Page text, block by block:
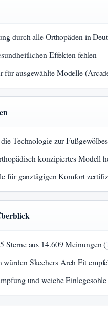
durch alle Orthopäden in
Effekten fehlen
für ausgewählte Modelle
Technologie zur
konzipiertes Modell
für ganztägigen Komfort
Sterne aus 14.609 Meinungen (
würden Skechers Arch Fit
und weiche